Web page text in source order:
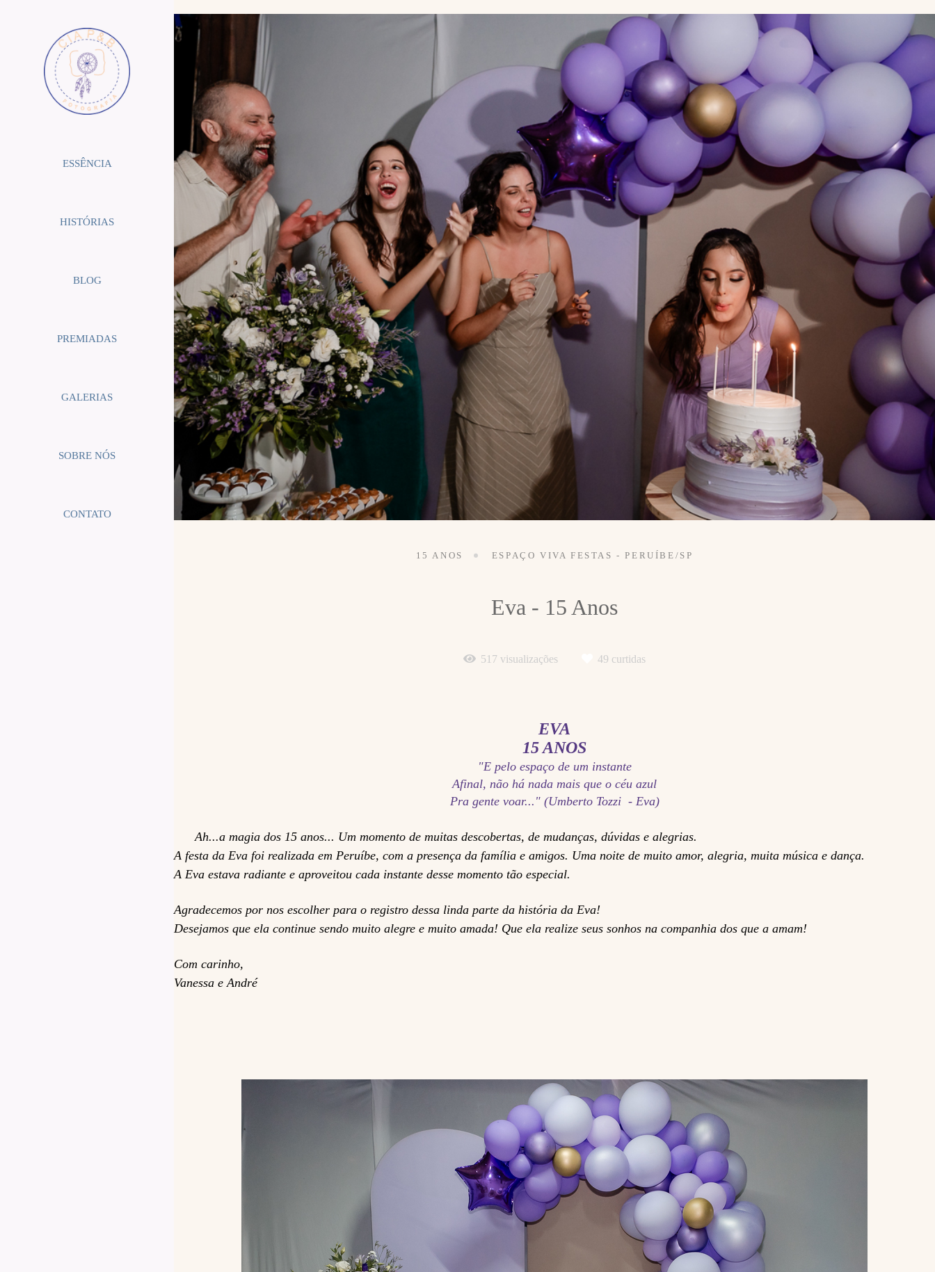
ESSÊNCIA
HISTÓRIAS
BLOG
PREMIADAS
GALERIAS
SOBRE NÓS
CONTATO
15 ANOS ESPAÇO VIVA FESTAS - PERUÍBE/SP
Eva - 15 Anos
517 visualizações 49 curtidas
EVA
15 ANOS
"E pelo espaço de um instante
Afinal, não há nada mais que o céu azul
Pra gente voar..." (Umberto Tozzi - Eva)
Ah...a magia dos 15 anos... Um momento de muitas descobertas, de mudanças, dúvidas e alegrias.
A festa da Eva foi realizada em Peruíbe, com a presença da família e amigos. Uma noite de muito amor, alegria, muita música e dança.
A Eva estava radiante e aproveitou cada instante desse momento tão especial.
Agradecemos por nos escolher para o registro dessa linda parte da história da Eva!
Desejamos que ela continue sendo muito alegre e muito amada! Que ela realize seus sonhos na companhia dos que a amam!
Com carinho,
Vanessa e André